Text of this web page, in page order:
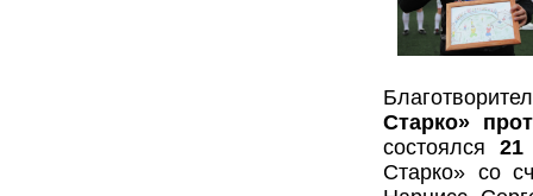
Старко»
состоялся 21
Старко» со